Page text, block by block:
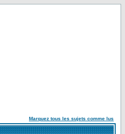
Marquez tous les sujets comme lus